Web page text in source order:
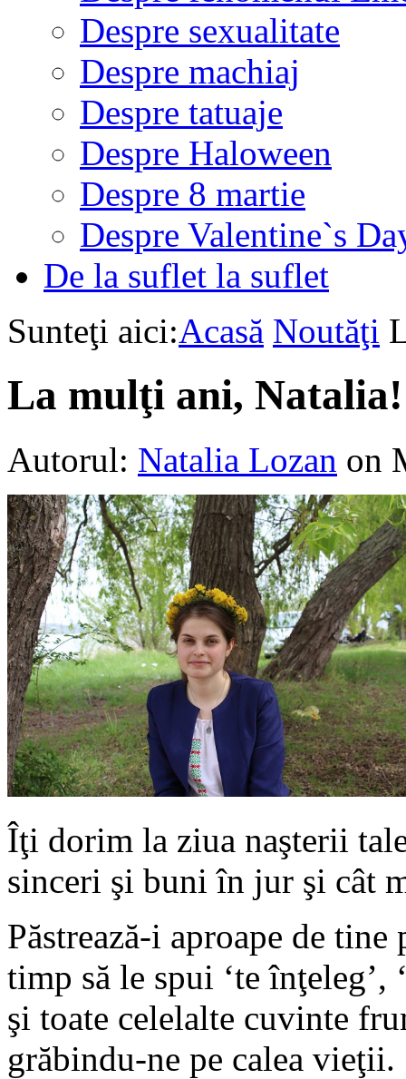
Despre sexualitate
Despre machiaj
Despre tatuaje
Despre Haloween
Despre 8 martie
Despre Valentine`s
De la suflet la suflet
Sunteţi aici:Acasă Noutăţi
La mulţi ani, Natalia!
Autorul: Natalia Lozan on
Îţi dorim la ziua naşterii
sinceri şi buni în jur şi cât
Păstrează-i aproape de
timp să le spui ‘te înţeleg’,
şi toate celelalte cuvinte
grăbindu-ne pe calea vieţii.